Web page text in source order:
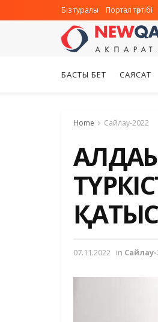
Біз туралы Портал тәртібі
БАСТЫ БЕТ САЯСАТ
Home Сайлау-2022
07.11.2022 in Сайлау-